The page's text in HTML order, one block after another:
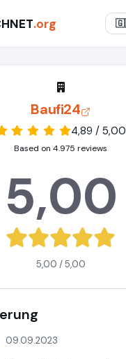
.org
Baufi24
4,89 / 5,00
Based on 4.975 reviews
5,00
5,00 / 5,00
09.09.2023